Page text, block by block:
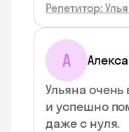
Репетитор:
А
Ульяна
и успешно
даже с нуля.